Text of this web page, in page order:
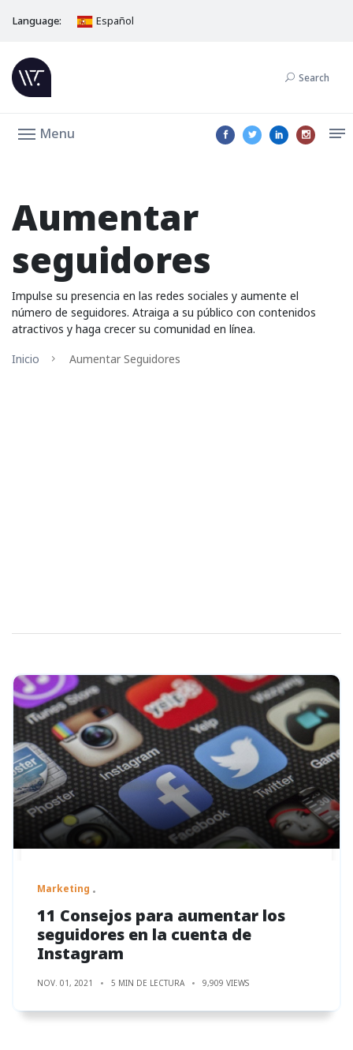
Language: Español
Search
Menu
Aumentar
seguidores
Impulse su presencia en las redes sociales y aumente el
número de seguidores. Atraiga a su público con contenidos
atractivos y haga crecer su comunidad en línea.
Inicio
Aumentar Seguidores
Marketing
11 Consejos para aumentar los
seguidores en la cuenta de
Instagram
NOV. 01, 2021 5 MIN DE LECTURA 9,909 VIEWS